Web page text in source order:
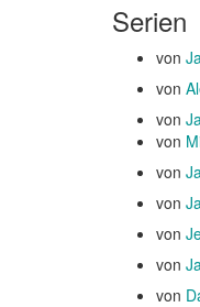
Serien
von
von
von
von
von
von
von
von
von